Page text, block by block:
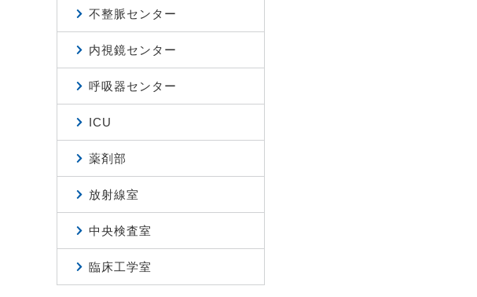
不整脈センター
内視鏡センター
呼吸器センター
ICU
薬剤部
放射線室
中央検査室
臨床工学室